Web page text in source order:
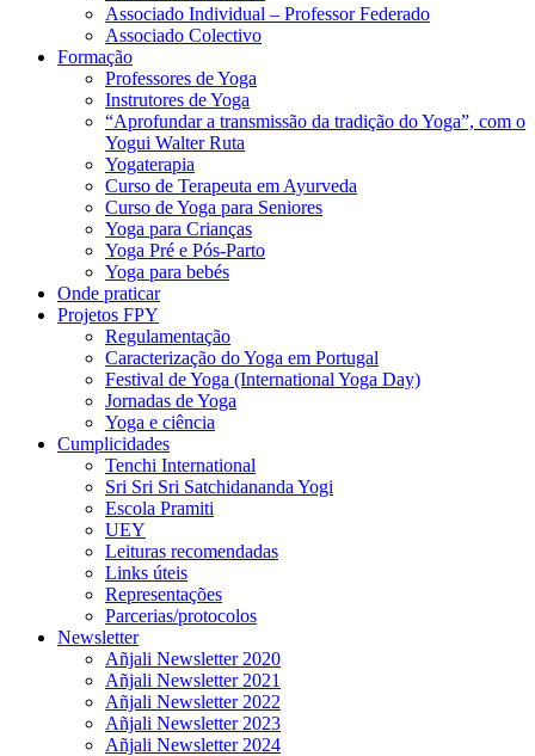
Associado Individual – Professor Federado
Associado Colectivo
Formação
Professores de Yoga
Instrutores de Yoga
“Aprofundar a transmissão da tradição do Yoga”, com o
Yogui Walter Ruta
Yogaterapia
Curso de Terapeuta em Ayurveda
Curso de Yoga para Seniores
Yoga para Crianças
Yoga Pré e Pós-Parto
Yoga para bebés
Onde praticar
Projetos FPY
Regulamentação
Caracterização do Yoga em Portugal
Festival de Yoga (International Yoga Day)
Jornadas de Yoga
Yoga e ciência
Cumplicidades
Tenchi International
Sri Sri Sri Satchidananda Yogi
Escola Pramiti
UEY
Leituras recomendadas
Links úteis
Representações
Parcerias/protocolos
Newsletter
Añjali Newsletter 2020
Añjali Newsletter 2021
Añjali Newsletter 2022
Añjali Newsletter 2023
Añjali Newsletter 2024